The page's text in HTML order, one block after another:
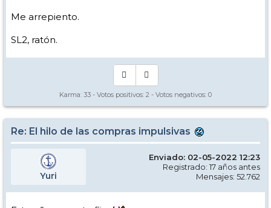
Me arrepiento.
SL2, ratón.
Karma: 33 - Votos positivos: 2 - Votos negativos: 0
Re: El hilo de las compras impulsivas
Yuri
Enviado: 02-05-2022 12:23
Registrado: 17 años antes
Mensajes: 52.762